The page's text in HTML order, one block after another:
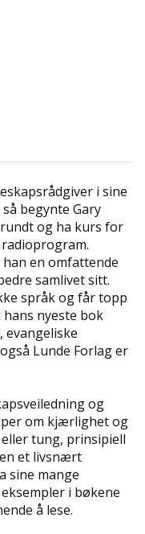
i
o
t
o
i sine
begynte Gary
og ha kurs for
en omfattende
samlivet sitt.
språk og får topp
nyeste bok
evangeliske
Lunde Forlag er
og
om kjærlighet og
tung, prinsipiell
et livsnært
sine mange
i bøkene
å lese.